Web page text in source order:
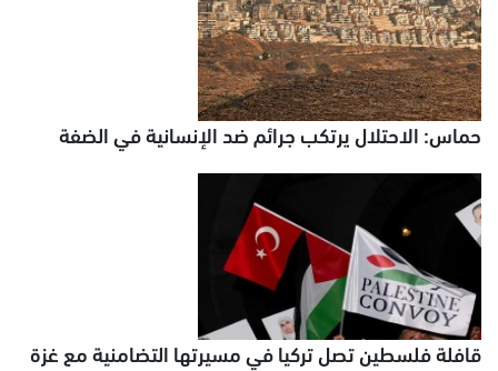
حماس: الاحتلال يرتكب جرائم ضد الإنسانية في الضفة
قافلة فلسطين تصل تركيا في مسيرتها التضامنية مع غزة